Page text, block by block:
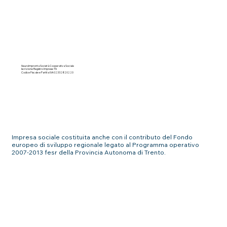
NeuroImpronta Società Cooperativa Sociale
Iscrizione Registro Imprese TN
Codice Fiscale e Partita IVA 02332820220
Impresa sociale costituita anche con il contributo del Fondo
europeo di sviluppo regionale legato al Programma operativo
2007-2013 fesr della Provincia Autonoma di Trento.